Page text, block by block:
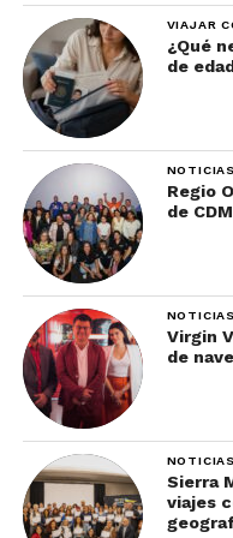
La última parte del
Georgia, uno de los
hospitalarios de la
Lugares como:
Tbilisi
Mtskheta
Kazbegi
Kakheti
Sighnaghi
…permiten explorar
montañas
llenas de encanto.
VIAJAR
¿Qué
de
NOTICIAS
Regio
de
NOTICIAS
Virgin
de
NOTICIAS
Sierra
viajes